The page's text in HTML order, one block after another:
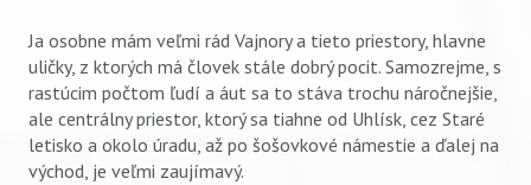
Ja osobne mám veľmi rád Vajnory a tieto priestory, hlavne
uličky, z ktorých má človek stále dobrý pocit. Samozrejme, s
rastúcim počtom ľudí a áut sa to stáva trochu náročnejšie,
ale centrálny priestor, ktorý sa tiahne od Uhlísk, cez Staré
letisko a okolo úradu, až po šošovkové námestie a ďalej na
východ, je veľmi zaujímavý.